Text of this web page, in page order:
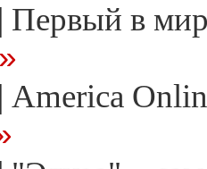
| Первый в
| America